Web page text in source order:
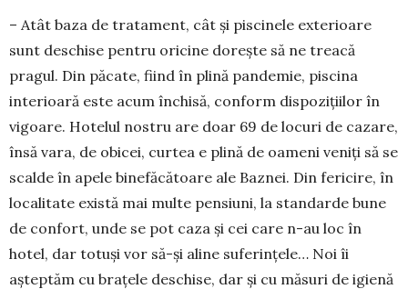
– Atât baza de tratament, cât și piscinele exte­rioare
sunt deschise pentru oricine dorește să ne treacă
pragul. Din păcate, fiind în plină pandemie, piscina
interioară este acum închisă, conform dispozițiilor în
vigoare. Hotelul nostru are doar 69 de locuri de cazare,
însă vara, de obicei, curtea e plină de oameni veniți să se
scalde în apele binefăcătoare ale Baznei. Din fericire, în
localitate există mai multe pensiuni, la standarde bune
de confort, unde se pot caza și cei care n-au loc în
hotel, dar totuși vor să-și aline suferințele… Noi îi
așteptăm cu brațele deschise, dar și cu măsuri de igienă